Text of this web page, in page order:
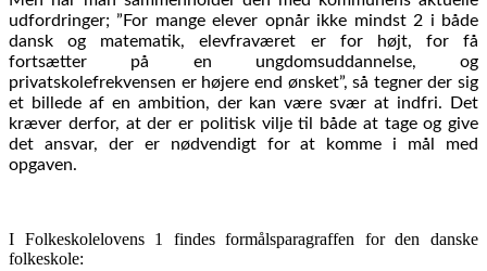
udfordringer; ”For mange elever opnår ikke mindst 2 i både
dansk og matematik, elevfraværet er for højt, for få
fortsætter på en ungdomsuddannelse, og
privatskolefrekvensen er højere end ønsket”, så tegner der sig
et billede af en ambition, der kan være svær at indfri. Det
kræver derfor, at der er politisk vilje til både at tage og give
det ansvar, der er nødvendigt for at komme i mål med
opgaven.
I Folkeskolelovens 1 findes formålsparagraffen for den danske
folkeskole: